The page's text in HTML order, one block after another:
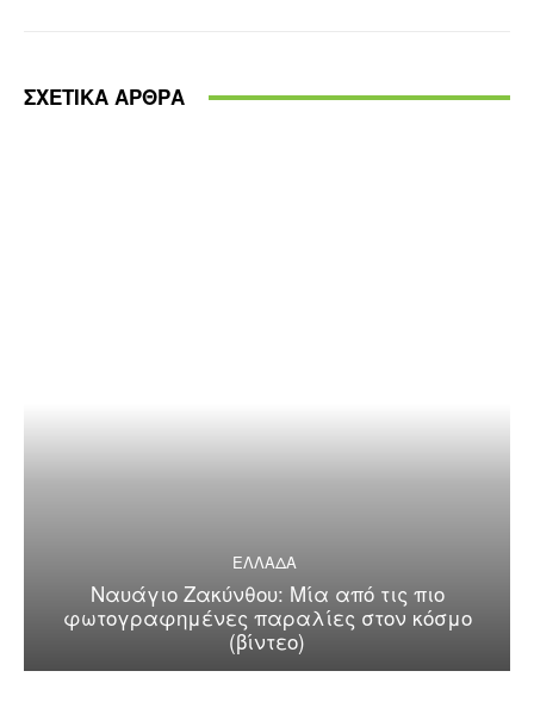
ΣΧΕΤΙΚΑ ΑΡΘΡΑ
ΕΛΛΑΔΑ
Ναυάγιο Ζακύνθου: Μία από τις πιο
φωτογραφημένες παραλίες στον κόσμο
(βίντεο)